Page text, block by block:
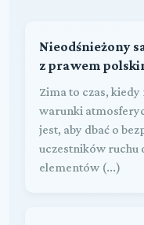
Nieodśnieżony
z prawem
Zima to czas,
warunki
jest, aby dbać o
uczestników ruchu
elementów (...)